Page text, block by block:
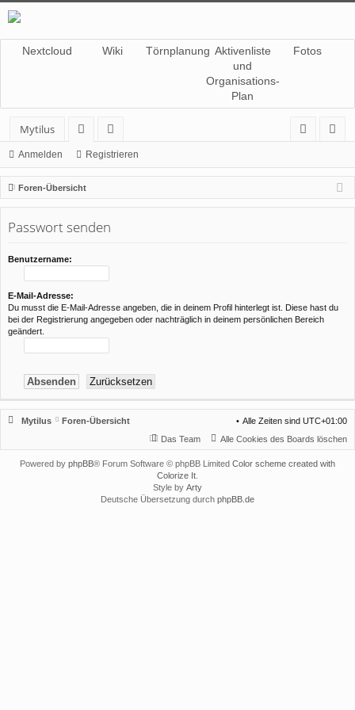
Nextcloud Wiki Törnplanung Aktivenliste
und
Organisations-
Plan
Fotos
Mytilus
or
en
itg
lie
de
r
m
el
ist
rie
Anmelden Registrieren
Foren-Übersicht
Passwort senden
Benutzername:
E-Mail-Adresse:
Du musst die E-Mail-Adresse angeben, die in deinem Profil hinterlegt ist. Diese hast du
bei der Registrierung angegeben oder nachträglich in deinem persönlichen Bereich
geändert.
Mytilus Foren-Übersicht Alle Zeiten sind UTC+01:00
Alle Cookies des Boards löschen
Das Team
Powered by phpBB® Forum Software © phpBB Limited Color scheme created with
Colorize It
Style by Arty
Deutsche Übersetzung durch phpBB.de